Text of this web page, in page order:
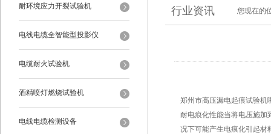
耐环境应力开裂试验机
电线电缆全智能型投影仪
电缆耐火试验机
酒精喷灯燃烧试验机
电线电缆检测设备
行业资讯 您现在的
郑州市高压漏电起痕试验机
耐电痕化性能当将电压施加
况下可能产生电痕化引起材